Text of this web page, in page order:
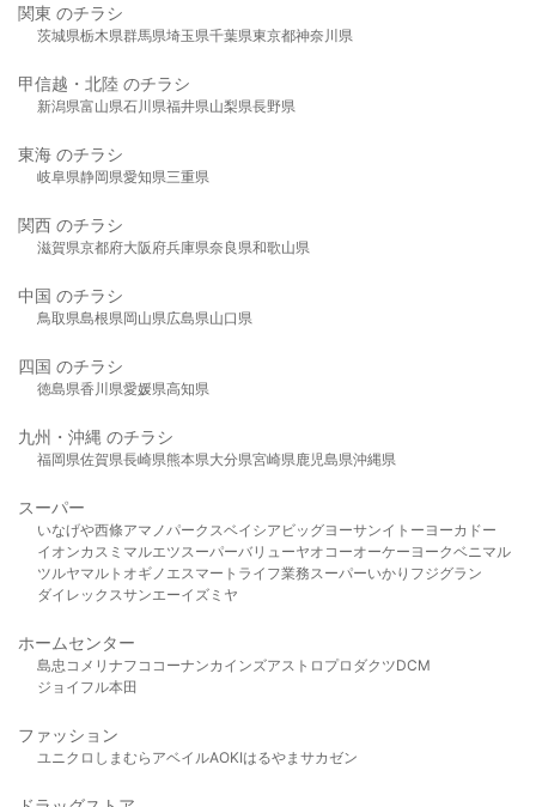
関東 のチラシ
茨城県栃木県群馬県埼玉県千葉県東京都神奈川県
甲信越・北陸 のチラシ
新潟県富山県石川県福井県山梨県長野県
東海 のチラシ
岐阜県静岡県愛知県三重県
関西 のチラシ
滋賀県京都府大阪府兵庫県奈良県和歌山県
中国 のチラシ
鳥取県島根県岡山県広島県山口県
四国 のチラシ
徳島県香川県愛媛県高知県
九州・沖縄 のチラシ
福岡県佐賀県長崎県熊本県大分県宮崎県鹿児島県沖縄県
スーパー
いなげや西條アマノパークスベイシア ビッグヨーサンイトーヨーカドー
イオンカスミ マルエツスーパーバリューヤオコーオーケー ヨークベニマル
ツルヤマルト オギノ エスマート ライフ業務スーパーいかり フジグラン
ダイレックスサンエーイズミヤ
ホームセンター
島忠 コメリ ナフコ コーナンカインズアストロプロダクツDCM
ジョイフル本田
ファッション
ユニクロ しまむら アベイルAOKIはるやま サカゼン